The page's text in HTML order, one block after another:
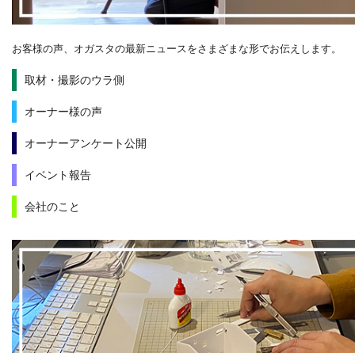
お客様の声、オガスタの最新ニュースをさまざまな形でお伝えします。
取材・撮影のウラ側
オーナー様の声
オーナーアンケート公開
イベント報告
会社のこと